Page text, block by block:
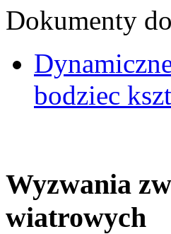
Dokumenty
bodziec
Wyzwania
wiatrowych